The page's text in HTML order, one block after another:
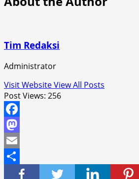
Tim Redaksi
Administrator
Visit WebsiteView All Posts
Post Views: 256
Facebook
Mastodon
Email
Share